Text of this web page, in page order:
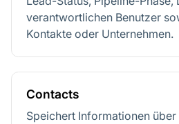
verantwortlichen Benutzer
Kontakte oder Unternehmen.
Contacts
Speichert Informationen